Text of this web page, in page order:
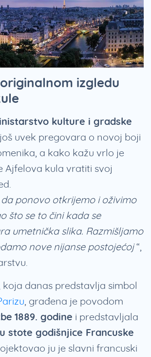
izgledu
kulture i gradske
još uvek pregovara o novoj boji
a kako kažu vrlo je
Ajfelova kula vratiti svoj
ponovo otkrijemo i oživimo
što se to čini kada se
umetnička slika. Razmišljamo
nove nijanse postojećoj“,
danas predstavlja simbol
, građena je povodom
1889. godine i predstavljala
stote godišnjice Francuske
ju je slavni francuski